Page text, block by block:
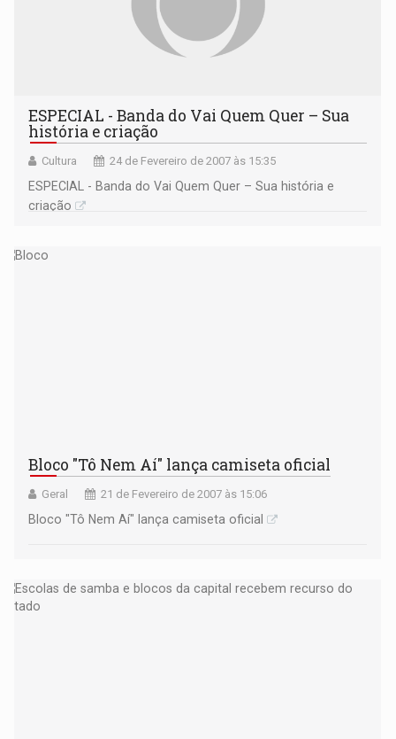
ESPECIAL - Banda do Vai Quem Quer – Sua
história e criação
Cultura 24 de Fevereiro de 2007 às 15:35
ESPECIAL - Banda do Vai Quem Quer – Sua história e
criação
Bloco "Tô Nem Aí" lança camiseta oficial
Geral 21 de Fevereiro de 2007 às 15:06
Bloco "Tô Nem Aí" lança camiseta oficial